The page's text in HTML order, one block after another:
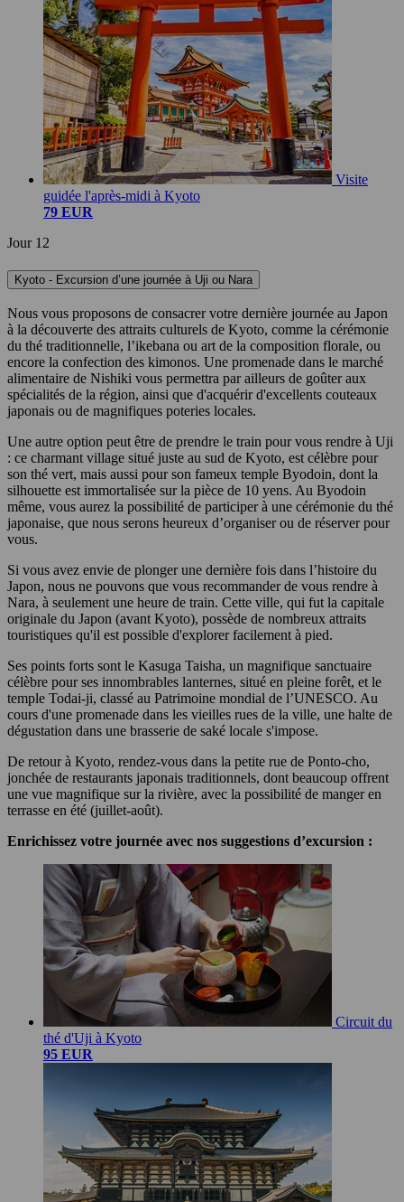
Visite
guidée l'après-midi à Kyoto
79 EUR
Jour 12
Kyoto - Excursion d’une journée à Uji ou Nara
Nous vous proposons de consacrer votre dernière journée au Japon
à la découverte des attraits culturels de Kyoto, comme la cérémonie
du thé traditionnelle, l’ikebana ou art de la composition florale, ou
encore la confection des kimonos. Une promenade dans le marché
alimentaire de Nishiki vous permettra par ailleurs de goûter aux
spécialités de la région, ainsi que d'acquérir d'excellents couteaux
japonais ou de magnifiques poteries locales.
Une autre option peut être de prendre le train pour vous rendre à Uji
: ce charmant village situé juste au sud de Kyoto, est célèbre pour
son thé vert, mais aussi pour son fameux temple Byodoin, dont la
silhouette est immortalisée sur la pièce de 10 yens. Au Byodoin
même, vous aurez la possibilité de participer à une cérémonie du thé
japonaise, que nous serons heureux d’organiser ou de réserver pour
vous.
Si vous avez envie de plonger une dernière fois dans l’histoire du
Japon, nous ne pouvons que vous recommander de vous rendre à
Nara, à seulement une heure de train. Cette ville, qui fut la capitale
originale du Japon (avant Kyoto), possède de nombreux attraits
touristiques qu'il est possible d'explorer facilement à pied.
Ses points forts sont le Kasuga Taisha, un magnifique sanctuaire
célèbre pour ses innombrables lanternes, situé en pleine forêt, et le
temple Todai-ji, classé au Patrimoine mondial de l’UNESCO. Au
cours d'une promenade dans les vieilles rues de la ville, une halte de
dégustation dans une brasserie de saké locale s'impose.
De retour à Kyoto, rendez-vous dans la petite rue de Ponto-cho,
jonchée de restaurants japonais traditionnels, dont beaucoup offrent
une vue magnifique sur la rivière, avec la possibilité de manger en
terrasse en été (juillet-août).
Enrichissez votre journée avec nos suggestions d’excursion :
Circuit du
thé d'Uji à Kyoto
95 EUR